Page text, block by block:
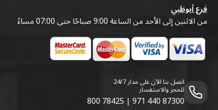
فرع أبوظبي
من الاثنين إلى الأحد من الساعة 9:00 صباحًا حتى 07:00 مساءً
اتصل بنا الآن على مدار 24/7
للحجز والاستفسار
800 78425 | 971 440 87300